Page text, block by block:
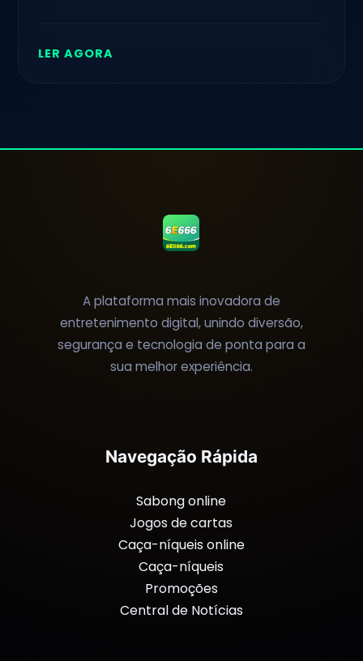
games.
LER AGORA
A plataforma mais inovadora de
entretenimento digital, unindo diversão,
segurança e tecnologia de ponta para a
sua melhor experiência.
Navegação Rápida
Sabong online
Jogos de cartas
Caça-níqueis online
Caça-níqueis
Promoções
Central de Notícias